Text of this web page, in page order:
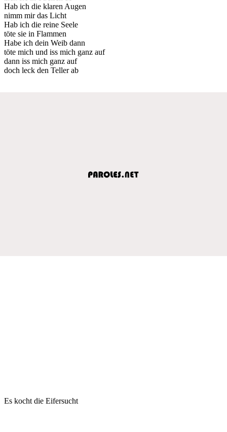
Hab ich die klaren Augen
nimm mir das Licht
Hab ich die reine Seele
töte sie in Flammen
Habe ich dein Weib dann
töte mich und iss mich ganz auf
dann iss mich ganz auf
doch leck den Teller ab
Es kocht die Eifersucht